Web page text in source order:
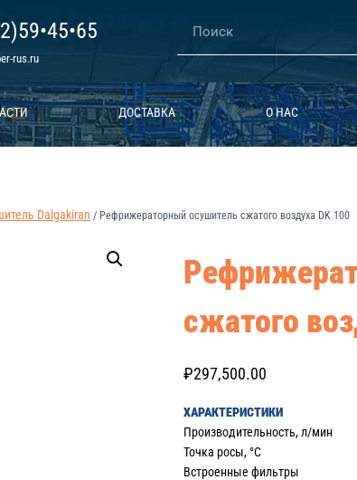
rus.ru
ДОСТАВКА О НАС
Dalgakiran / Рефрижераторный осушитель сжатого воздуха DK 100
сжатого
₽297,500.00
ХАРАКТЕРИСТИКИ
Производительность, л/
Точка росы, °С +3
Встроенные